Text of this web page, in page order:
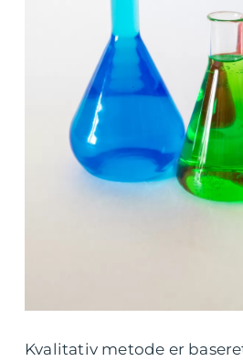
Kvalitativ metode er